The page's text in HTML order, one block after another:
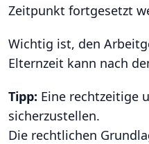
Zeitpunkt fortgesetzt
Wichtig ist, den
Elternzeit kann nach
Tipp: Eine rechtzeitige
sicherzustellen.
Die rechtlichen